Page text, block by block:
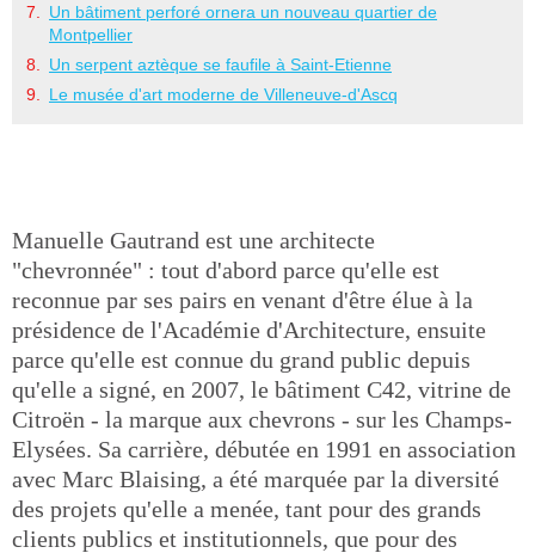
Un bâtiment perforé ornera un nouveau quartier de
Montpellier
Un serpent aztèque se faufile à Saint-Etienne
Le musée d'art moderne de Villeneuve-d'Ascq
Manuelle Gautrand est une architecte
"chevronnée" : tout d'abord parce qu'elle est
reconnue par ses pairs en venant d'être élue à la
présidence de l'Académie d'Architecture, ensuite
parce qu'elle est connue du grand public depuis
qu'elle a signé, en 2007, le bâtiment C42, vitrine de
Citroën - la marque aux chevrons - sur les Champs-
Elysées. Sa carrière, débutée en 1991 en association
avec Marc Blaising, a été marquée par la diversité
des projets qu'elle a menée, tant pour des grands
clients publics et institutionnels, que pour des